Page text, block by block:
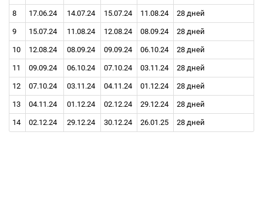
8 17.06.24 14.07.24 15.07.24 11.08.24 28 дней
9 15.07.24 11.08.24 12.08.24 08.09.24 28 дней
10 12.08.24 08.09.24 09.09.24 06.10.24 28 дней
11 09.09.24 06.10.24 07.10.24 03.11.24 28 дней
12 07.10.24 03.11.24 04.11.24 01.12.24 28 дней
13 04.11.24 01.12.24 02.12.24 29.12.24 28 дней
14 02.12.24 29.12.24 30.12.24 26.01.25 28 дней